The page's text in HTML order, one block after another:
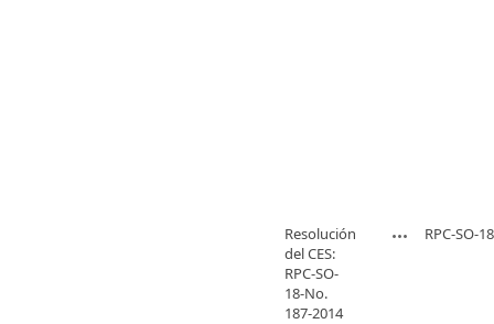
Resolución
del CES:
RPC-SO-
18-No.
187-2014
RPC-SO-